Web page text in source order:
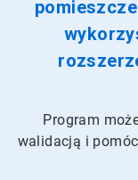
Program
walidacją i